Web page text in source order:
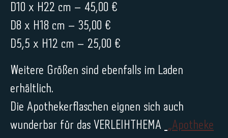
D10 x H22 cm – 45,00 €
D8 x H18 cm – 35,00 €
D5,5 x H12 cm – 25,00 €
Weitere Größen sind ebenfalls im Laden
erhältlich.
Die Apothekerflaschen eignen sich auch
wunderbar für das VERLEIHTHEMA
„Apotheke